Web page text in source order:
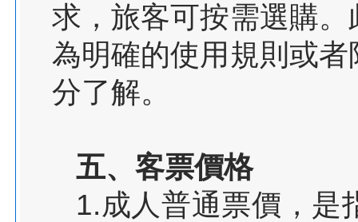
求，旅客可按需選購
為明確的使用規則或
分了解。
五、客票價格
1.成人普通票價，是